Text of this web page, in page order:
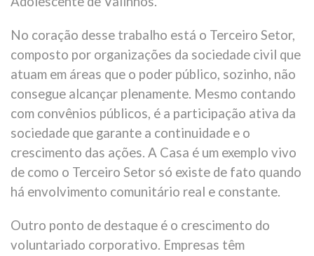
No coração desse trabalho está o Terceiro Setor,
composto por organizações da sociedade civil que
atuam em áreas que o poder público, sozinho, não
consegue alcançar plenamente. Mesmo contando
com convênios públicos, é a participação ativa da
sociedade que garante a continuidade e o
crescimento das ações. A Casa é um exemplo vivo
de como o Terceiro Setor só existe de fato quando
há envolvimento comunitário real e constante.
Outro ponto de destaque é o crescimento do
voluntariado corporativo. Empresas têm